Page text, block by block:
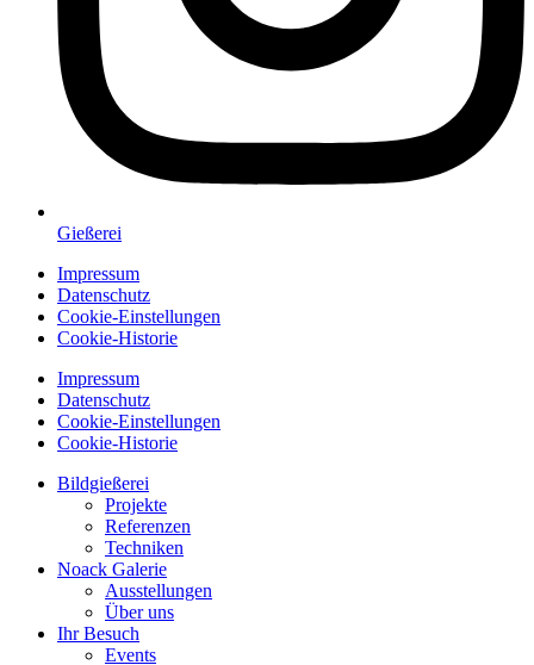
Gießerei
Impressum
Datenschutz
Cookie-Einstellungen
Cookie-Historie
Impressum
Datenschutz
Cookie-Einstellungen
Cookie-Historie
Bildgießerei
Projekte
Referenzen
Techniken
Noack Galerie
Ausstellungen
Über uns
Ihr Besuch
Events